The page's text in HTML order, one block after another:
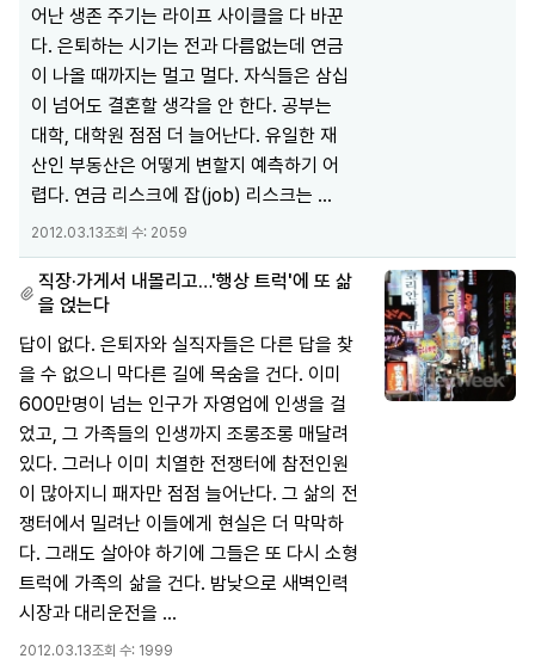
어난 생존 주기는 라이프 사이클을 다 바꾼
다. 은퇴하는 시기는 전과 다름없는데 연금
이 나올 때까지는 멀고 멀다. 자식들은 삼십
이 넘어도 결혼할 생각을 안 한다. 공부는
대학, 대학원 점점 더 늘어난다. 유일한 재
산인 부동산은 어떻게 변할지 예측하기 어
렵다. 연금 리스크에 잡(job) 리스크는 ...
2012.03.13조회 수: 2059
직장·가게서 내몰리고…'행상 트럭'에 또 삶
을 얹는다
답이 없다. 은퇴자와 실직자들은 다른 답을 찾
을 수 없으니 막다른 길에 목숨을 건다. 이미
600만명이 넘는 인구가 자영업에 인생을 걸
었고, 그 가족들의 인생까지 조롱조롱 매달려
있다. 그러나 이미 치열한 전쟁터에 참전인원
이 많아지니 패자만 점점 늘어난다. 그 삶의 전
쟁터에서 밀려난 이들에게 현실은 더 막막하
다. 그래도 살아야 하기에 그들은 또 다시 소형
트럭에 가족의 삶을 건다. 밤낮으로 새벽인력
시장과 대리운전을 ...
2012.03.13조회 수: 1999